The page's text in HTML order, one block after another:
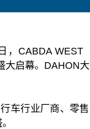
，CABDA
启幕。DAHON
车行业厂商、零